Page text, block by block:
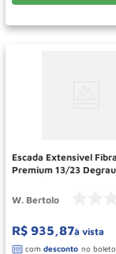
Escada Extensivel Fibra
Premium 13/23
BERTOLO
W. Bertolo
R$ 935,87à vista